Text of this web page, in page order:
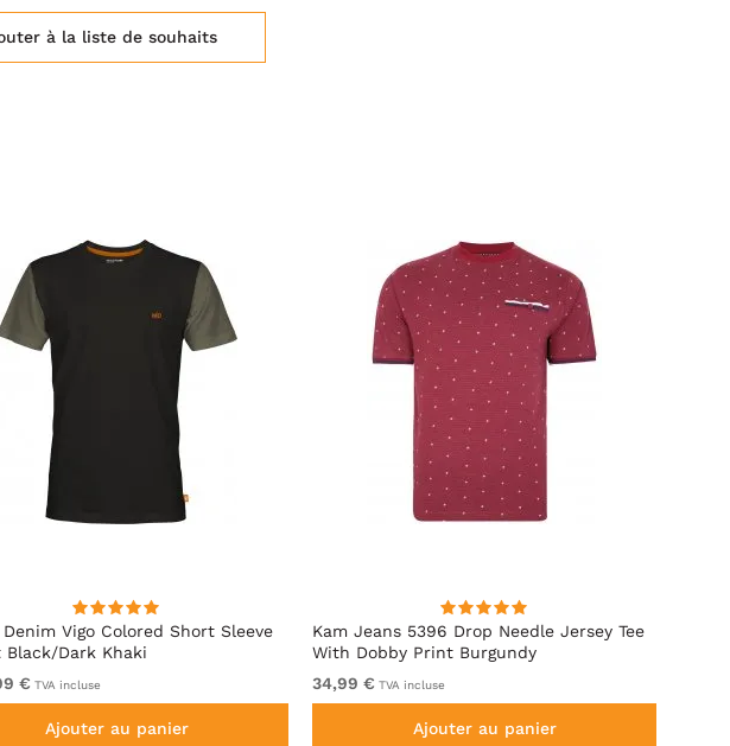
à la liste de souhaits
Vigo Colored Short Sleeve
Black/Dark Khaki
€ TVA incluse
Ajouter au panier
Kam Jeans 5396 Drop Needle Jersey Tee
With Dobby Print Burgundy
34,99 € TVA incluse
Ajouter au panier